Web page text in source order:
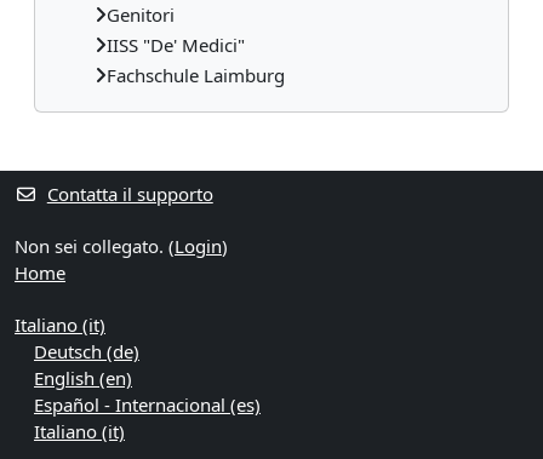
Genitori
IISS "De' Medici"
Fachschule Laimburg
Blocchi supplementari
Contatta il supporto
Non sei collegato. (Login)
Home
Italiano ‎(it)‎
Deutsch ‎(de)‎
English ‎(en)‎
Español - Internacional ‎(es)‎
Italiano ‎(it)‎